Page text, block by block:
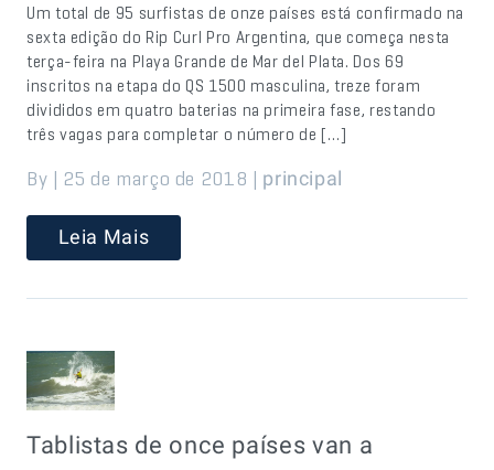
Um total de 95 surfistas de onze países está confirmado na
sexta edição do Rip Curl Pro Argentina, que começa nesta
terça-feira na Playa Grande de Mar del Plata. Dos 69
inscritos na etapa do QS 1500 masculina, treze foram
divididos em quatro baterias na primeira fase, restando
três vagas para completar o número de […]
By | 25 de março de 2018 | principal
Leia Mais
Tablistas de once países van a